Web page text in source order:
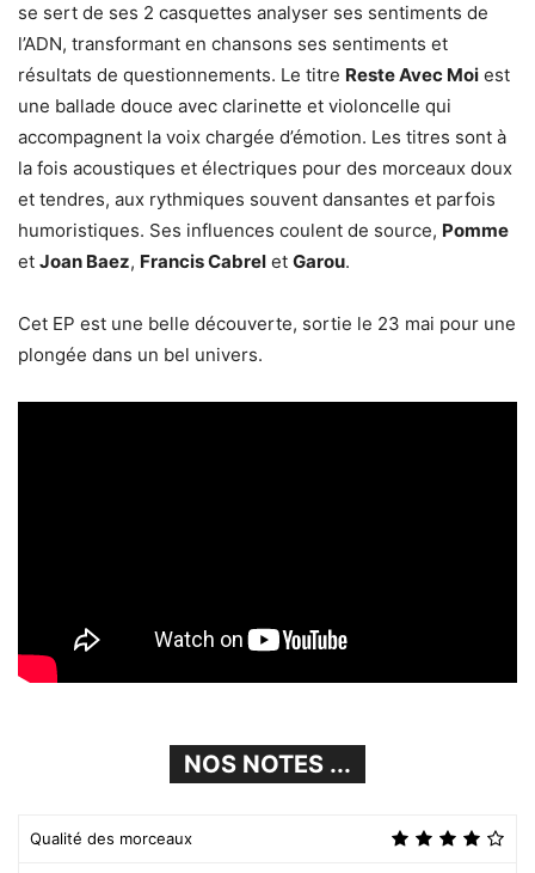
se sert de ses 2 casquettes analyser ses sentiments de
l’ADN, transformant en chansons ses sentiments et
résultats de questionnements. Le titre Reste Avec Moi est
une ballade douce avec clarinette et violoncelle qui
accompagnent la voix chargée d’émotion. Les titres sont à
la fois acoustiques et électriques pour des morceaux doux
et tendres, aux rythmiques souvent dansantes et parfois
humoristiques. Ses influences coulent de source, Pomme
et Joan Baez, Francis Cabrel et Garou.
Cet EP est une belle découverte, sortie le 23 mai pour une
plongée dans un bel univers.
NOS NOTES ...
Qualité des morceaux